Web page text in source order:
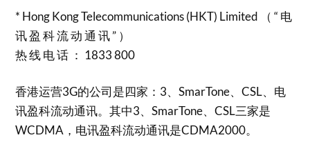
* Hong Kong Telecommunications (HKT) Limited （ “ 电
讯 盈 科 流 动 通 讯 ” ）
热 线 电 话 ： 1833 800
香港运营3G的公司是四家：3、SmarTone、CSL、电
讯盈科流动通讯。其中3、SmarTone、CSL三家是
WCDMA，电讯盈科流动通讯是CDMA2000。